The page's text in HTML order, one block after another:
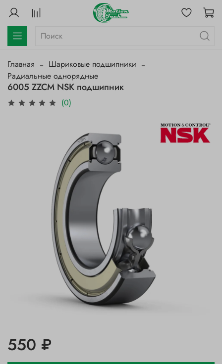
Главная
Шариковые подшипники
Радиальные однорядные
6005 ZZCM NSK подшипник
(0)
550 ₽